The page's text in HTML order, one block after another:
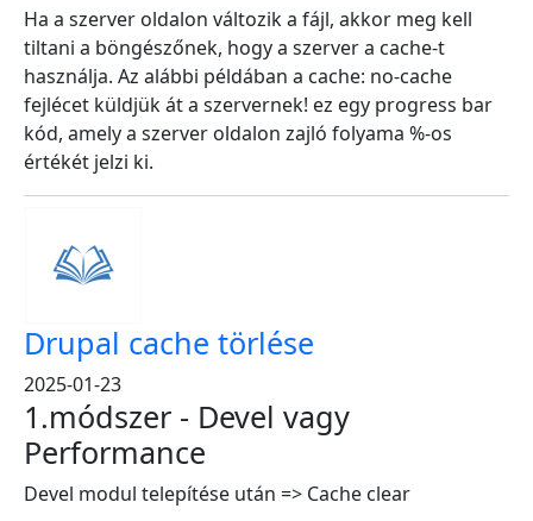
Ha a szerver oldalon változik a fájl, akkor meg kell
tiltani a böngészőnek, hogy a szerver a cache-t
használja. Az alábbi példában a cache: no-cache
fejlécet küldjük át a szervernek! ez egy progress bar
kód, amely a szerver oldalon zajló folyama %-os
értékét jelzi ki.
Drupal cache törlése
2025-01-23
1.módszer - Devel vagy
Performance
Devel modul telepítése után => Cache clear